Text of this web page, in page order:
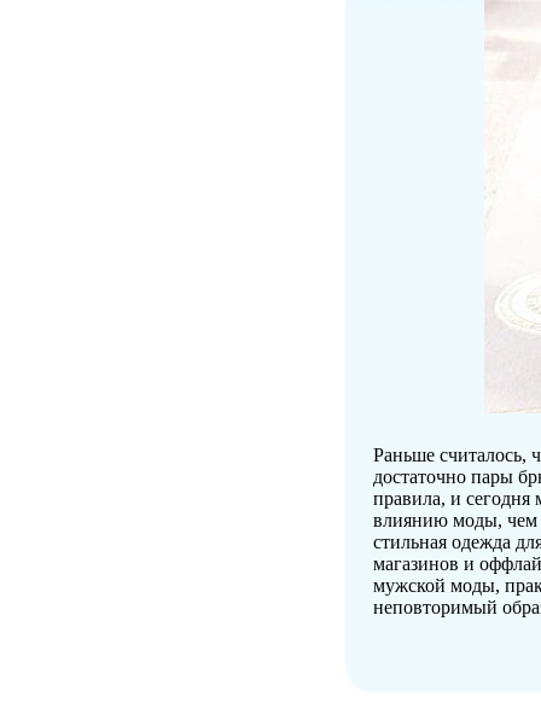
Раньше считалось,
достаточно пары
правила, и
влиянию моды, чем
стильная одежда
магазинов и
мужской моды,
неповторимый